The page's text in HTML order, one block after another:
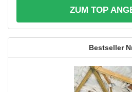
ZUM TOP